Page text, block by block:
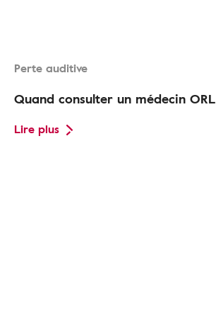
Perte auditive
Quand consulter un médecin ORL
Lire plus